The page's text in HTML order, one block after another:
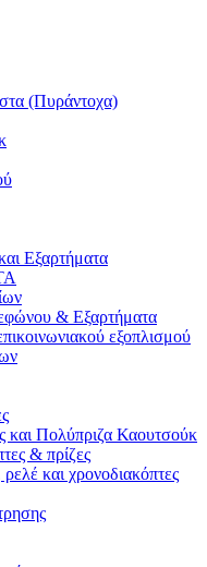
(Πυράντοχα)
Εξαρτήματα
& Εξαρτήματα
εξοπλισμού
και Πολύπριζα Καουτσούκ
& πρίζες
και χρονοδιακόπτες